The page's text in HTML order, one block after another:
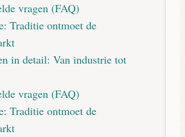
vragen (FAQ)
Traditie ontmoet de
in detail: Van industrie tot
vragen (FAQ)
Traditie ontmoet de